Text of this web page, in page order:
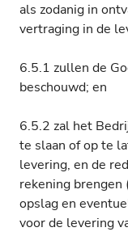
als zodanig in
vertraging in de
6.5.1 zullen de
beschouwd; en
6.5.2 zal het
te slaan of op te
levering, en de
rekening brengen
opslag en
voor de levering